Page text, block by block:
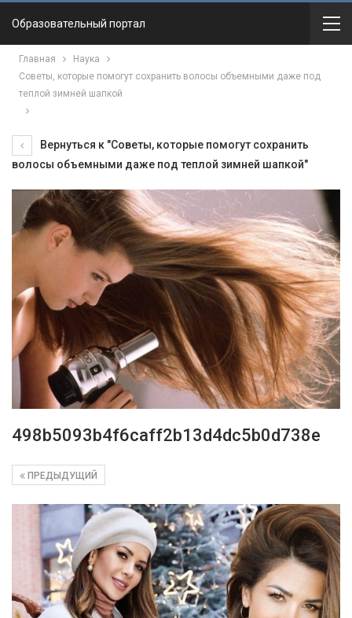
Образовательный портал
Главная
Наука
Советы, которые помогут сохранить волосы объемными даже под
теплой зимней шапкой
Вернуться к "Советы, которые помогут сохранить
волосы объемными даже под теплой зимней шапкой"
498b5093b4f6caff2b13d4dc5b0d738e
ПРЕДЫДУЩИЙ